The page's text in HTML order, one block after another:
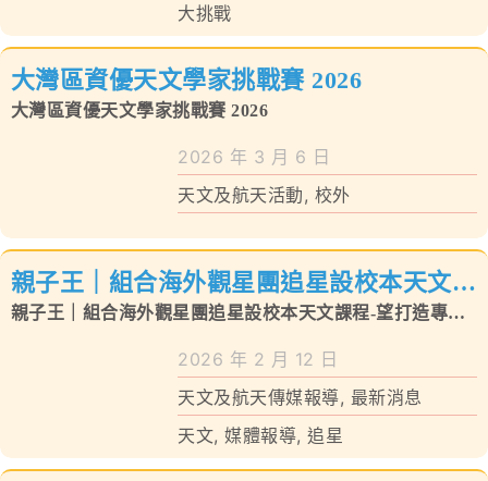
大挑戰
大灣區資優天文學家挑戰賽 2026
大灣區資優天文學家挑戰賽 2026
2026 年 3 月 6 日
天文及航天活動, 校外
親子王｜組合海外觀星團追星設校本天文課
程-望打造專業級天文公園
親子王｜組合海外觀星團追星設校本天文課程-望打造專業
2026 年 2 月 12 日
天文及航天傳媒報導, 最新消息
天文,媒體報導,追星